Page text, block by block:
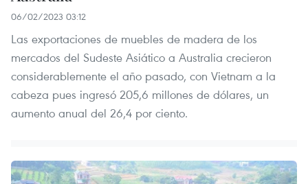
06/02/2023 03:12
Las exportaciones de muebles de madera de los
mercados del Sudeste Asiático a Australia crecieron
considerablemente el año pasado, con Vietnam a la
cabeza pues ingresó 205,6 millones de dólares, un
aumento anual del 26,4 por ciento.